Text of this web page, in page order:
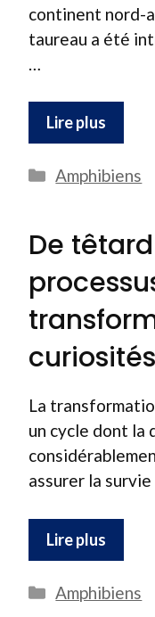
continent nord-
taureau a été
Lire plus
Catégories
Amphibiens
De
curiosités
La
un cycle dont la
assurer la
Lire plus
Catégories
Amphibiens